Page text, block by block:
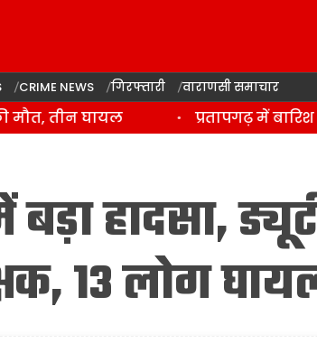
CRIME NEWS गिरफ्तारी वाराणसी समाचार
तीन घायल प्रतापगढ़ में बारिश
हादसा,
13 लोग